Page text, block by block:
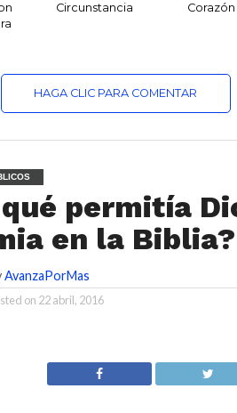
Circunstancia
Corazón
HAGA CLIC PARA COMENTAR
permitía
en la Biblia?
AvanzaPorMas
on 22 abril, 2016